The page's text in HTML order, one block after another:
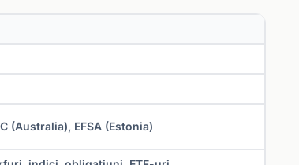
(Australia), EFSA (Estonia)